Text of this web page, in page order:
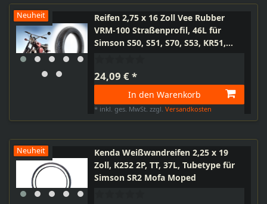
Neuheit
Reifen 2,75 x 16 Zoll Vee Rubber
VRM-100 Straßenprofil, 46L für
Simson S50, S51, S70, S53, KR51,
24,09 € *
In den Warenkorb
* inkl. ges. MwSt. zzgl.Versandkosten
Neuheit
Kenda Weißwandreifen 2,25 x 19
Zoll, K252 2P, TT, 37L, Tubetype für
Simson SR2 Mofa Moped